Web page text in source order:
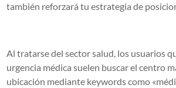
también reforzará tu estrategia de
Al tratarse del sector salud, los usuarios
urgencia médica suelen buscar el centro
ubicación mediante keywords como